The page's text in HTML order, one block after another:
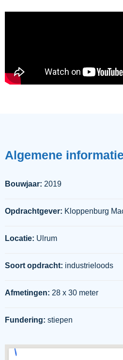
Algemene informatie
Bouwjaar: 2019
Opdrachtgever: Kloppenburg
Locatie: Ulrum
Soort opdracht: industrieloods
Afmetingen: 28 x 30 meter
Fundering: stiepen